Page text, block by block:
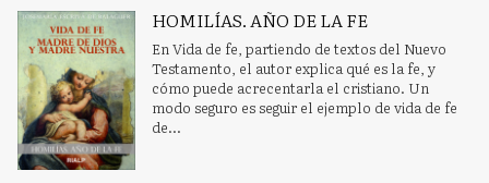
HOMILÍAS. AÑO DE LA FE
En Vida de fe, partiendo de textos del Nuevo
Testamento, el autor explica qué es la fe, y
cómo puede acrecentarla el cristiano. Un
modo seguro es seguir el ejemplo de vida de fe
de...